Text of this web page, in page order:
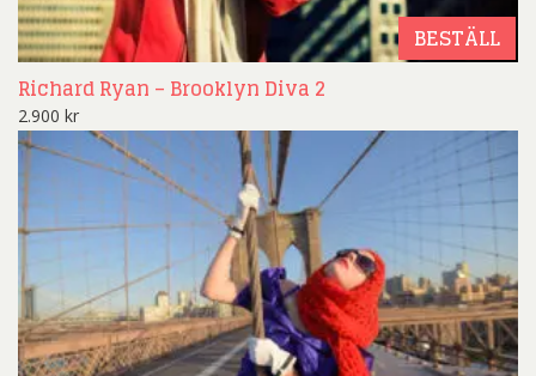
BESTÄLL
Richard Ryan – Brooklyn Diva 2
2.900 kr